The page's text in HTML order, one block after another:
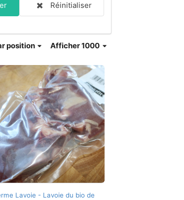
Réinitialiser
Afficher 1000
position
Lavoie - Lavoie du bio de